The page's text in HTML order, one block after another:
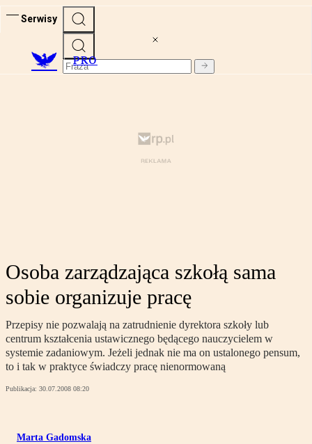
Serwisy
PRO
Osoba zarządzająca szkołą sama
sobie organizuje pracę
Przepisy nie pozwalają na zatrudnienie dyrektora szkoły lub
centrum kształcenia ustawicznego będącego nauczycielem w
systemie zadaniowym. Jeżeli jednak nie ma on ustalonego pensum,
to i tak w praktyce świadczy pracę nienormowaną
Publikacja: 30.07.2008 08:20
Marta Gadomska